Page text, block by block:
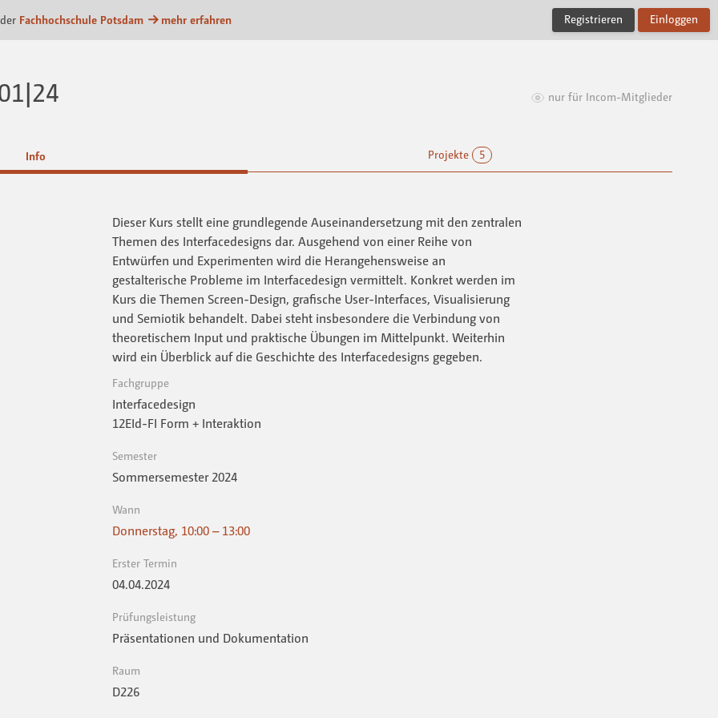
Fachhochschule Potsdam mehr erfahren Registrieren Einloggen
nur für Incom-Mitglieder
Info Projekte 5
Dieser Kurs stellt eine grundlegende Auseinandersetzung mit den zentralen
Themen des Interfacedesigns dar. Ausgehend von einer Reihe von
Entwürfen und Experimenten wird die Herangehensweise an
gestalterische Probleme im Interfacedesign vermittelt. Konkret werden im
Kurs die Themen Screen-Design, grafische User-Interfaces, Visualisierung
und Semiotik behandelt. Dabei steht insbesondere die Verbindung von
theoretischem Input und praktische Übungen im Mittelpunkt. Weiterhin
wird ein Überblick auf die Geschichte des Interfacedesigns gegeben.
Fachgruppe
Interfacedesign
12EId-FI Form + Interaktion
Semester
Sommersemester 2024
Wann
Donnerstag, 10:00 – 13:00
Erster Termin
04.04.2024
Prüfungsleistung
Präsentationen und Dokumentation
Raum
D226